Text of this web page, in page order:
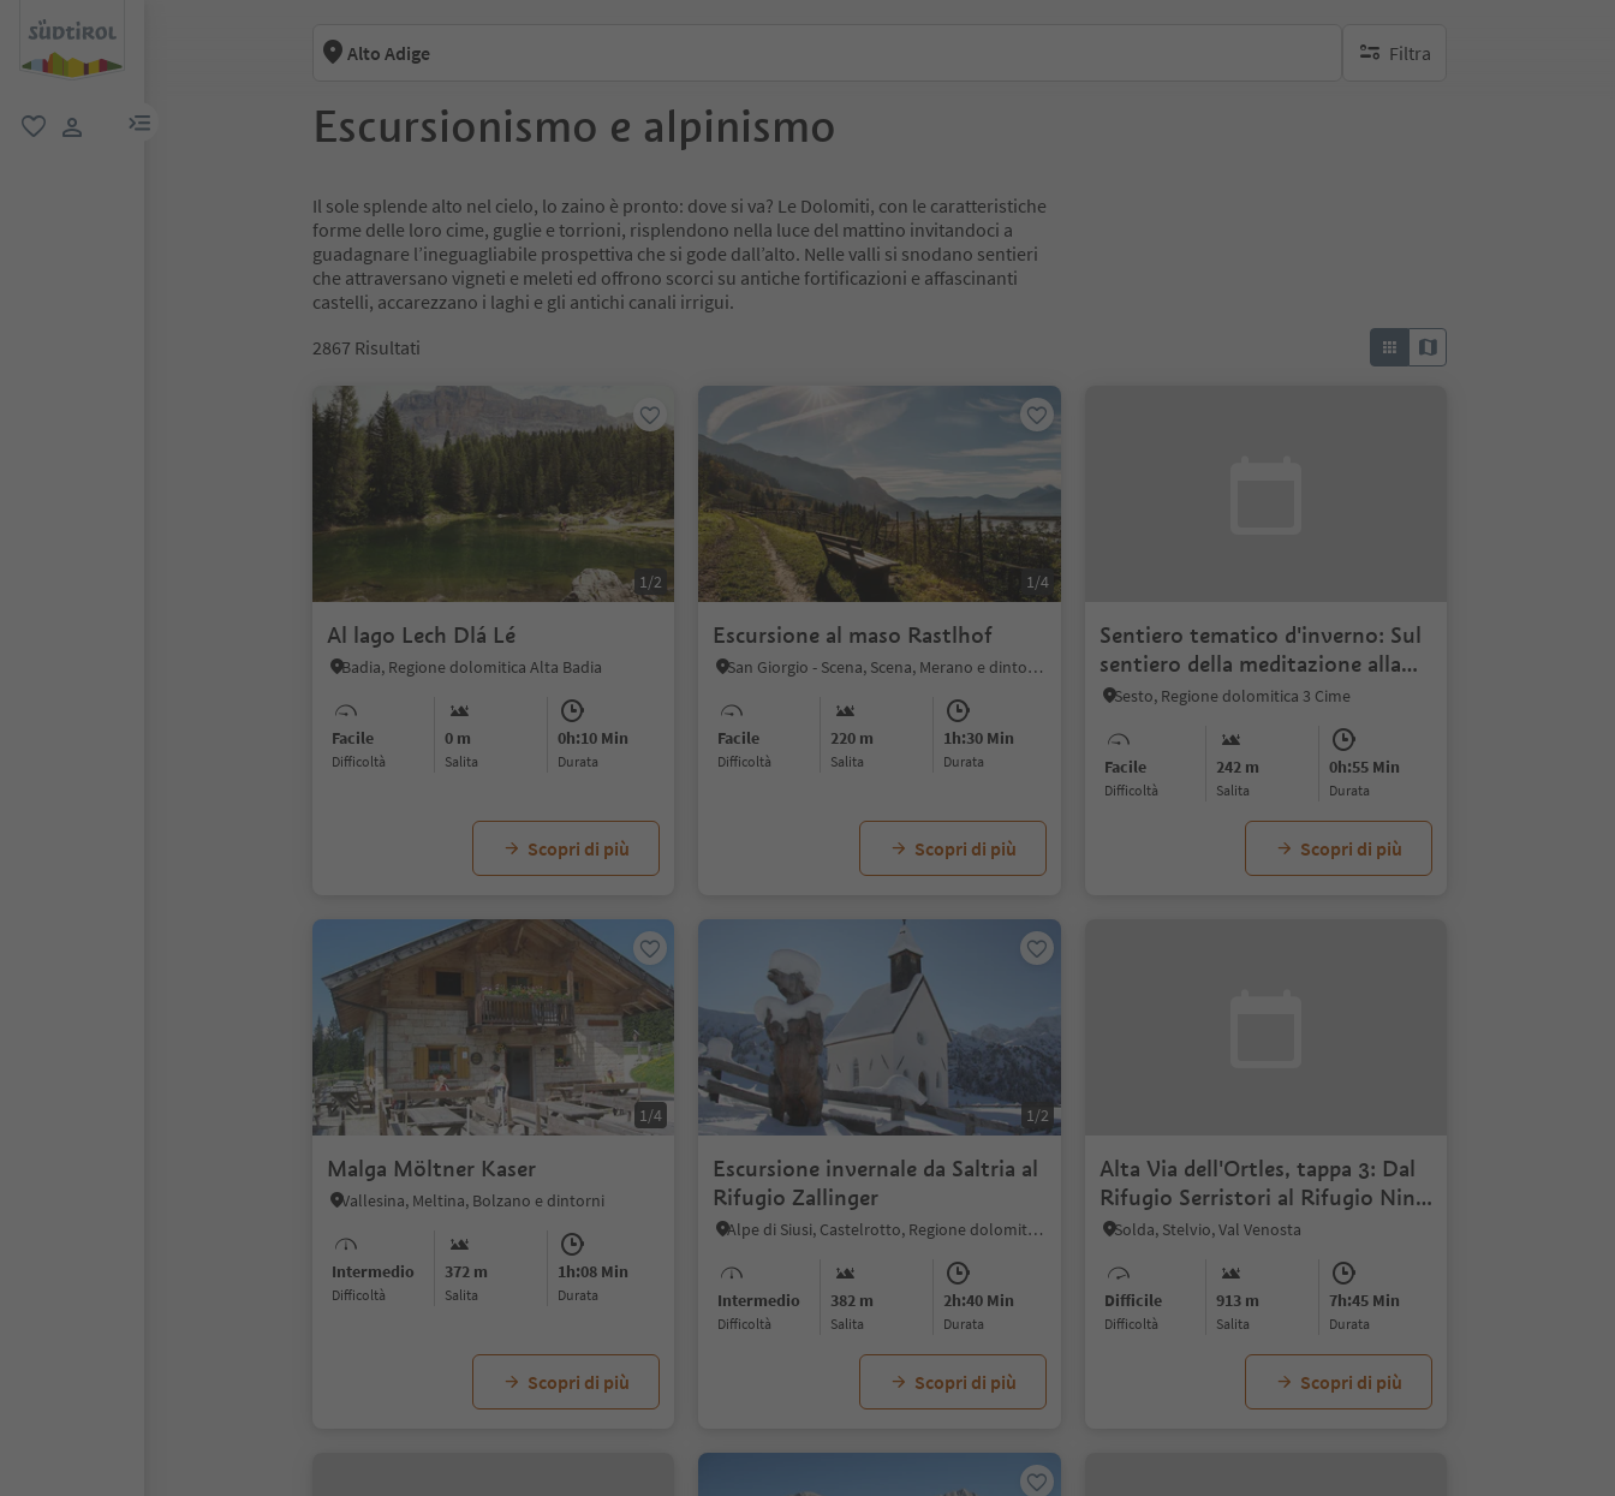
menu link
Alto Adige Filtra
nessun filtro attivo
Escursionismo e alpinismo
Il sole splende alto nel cielo, lo zaino è pronto: dove si va? Le Dolomiti, con le caratteristiche
forme delle loro cime, guglie e torrioni, risplendono nella luce del mattino invitandoci a
guadagnare l’ineguagliabile prospettiva che si gode dall’alto. Nelle valli si snodano sentieri
che attraversano vigneti e meleti ed offrono scorci su antiche fortificazioni e affascinanti
castelli, accarezzano i laghi e gli antichi canali irrigui.
2867 Risultati
1/2
Al lago Lech Dlá Lé
Badia, Regione dolomitica Alta Badia
Facile
Difficoltà
0 m
Salita
0h:10 Min
durata
Scopri di più
1/4
Escursione al maso Rastlhof
San Giorgio - Scena, Scena, Merano e dintorni
Facile
Difficoltà
220 m
Salita
1h:30 Min
durata
Scopri di più
Sentiero tematico d'inverno: Sul
sentiero della meditazione alla
Cappella del bosco
Sesto, Regione dolomitica 3 Cime
Facile
Difficoltà
242 m
Salita
0h:55 Min
durata
Scopri di più
1/4
Malga Möltner Kaser
Vallesina, Meltina, Bolzano e dintorni
Intermedio
Difficoltà
372 m
Salita
1h:08 Min
durata
Scopri di più
1/2
Escursione invernale da Saltria al
Rifugio Zallinger
Alpe di Siusi, Castelrotto, Regione dolomitica Alpe di Siusi
Intermedio
Difficoltà
382 m
Salita
2h:40 Min
durata
Scopri di più
Alta Via dell'Ortles, tappa 3: Dal
Rifugio Serristori al Rifugio Nino
Corsi
Solda, Stelvio, Val Venosta
Difficile
Difficoltà
913 m
Salita
7h:45 Min
durata
Scopri di più